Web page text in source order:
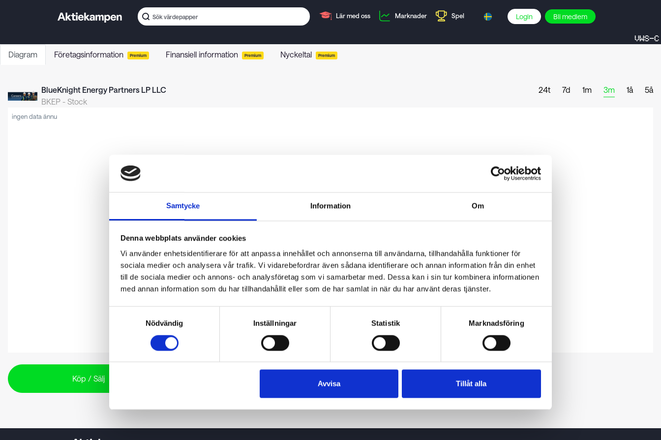
Samtycke Information Om
Denna webbplats använder cookies
Vi använder enhetsidentifierare för att anpassa innehållet och annonserna till användarna, tillhandahålla funktioner för
sociala medier och analysera vår trafik. Vi vidarebefordrar även sådana identifierare och annan information från din enhet
till de sociala medier och annons- och analysföretag som vi samarbetar med. Dessa kan i sin tur kombinera informationen
med annan information som du har tillhandahållit eller som de har samlat in när du har använt deras tjänster.
Nödvändig
Inställningar Statistik Marknadsföring
Avvisa Tillåt alla
Lär med oss Marknader Spel Login Bli medlem
VWS-C
Diagram Företagsinformation Premium Finansiell information Premium Nyckeltal Premium
BlueKnight Energy Partners LP LLC
BKEP - Stock
24t 7d 1m 3m 1å 5å
ingen data ännu
Köp / Sälj